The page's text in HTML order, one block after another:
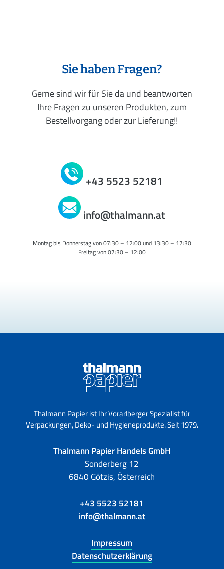
Sie haben Fragen?
Gerne sind wir für Sie da und beantworten
Ihre Fragen zu unseren Produkten, zum
Bestellvorgang oder zur Lieferung!!
+43 5523 52181
info@thalmann.at
Montag bis Donnerstag von 07:30 – 12:00 und 13:30 – 17:30
Freitag von 07:30 – 12:00
Thalmann Papier ist Ihr Vorarlberger Spezialist für
Verpackungen, Deko- und Hygieneprodukte. Seit 1979.
Thalmann Papier Handels GmbH
Sonderberg 12
6840 Götzis, Österreich
+43 5523 52181
info@thalmann.at
Impressum
Datenschutzerklärung